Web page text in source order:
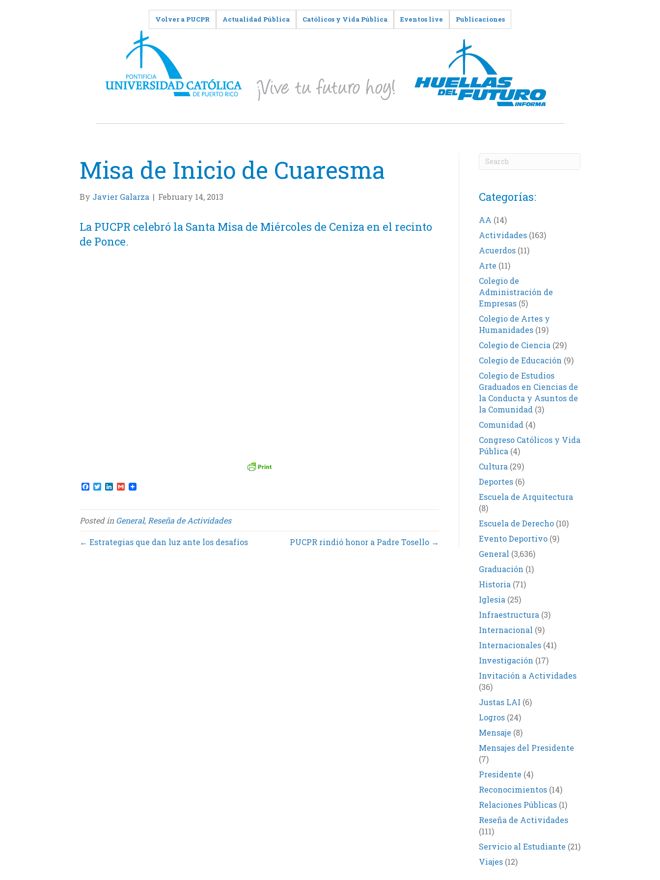
Volver a PUCPR Actualidad Pública Católicos y Vida Pública Eventos live Publicaciones
Misa de Inicio de Cuaresma
By Javier Galarza | February 14, 2013
La PUCPR celebró la Santa Misa de Miércoles de Ceniza en el recinto
de Ponce.
F
e
b
o
o
k
T
t
t
e
r
L
k
e
d
I
n
G
i
l
Posted inGeneral,Reseña de Actividades
← Estrategias que dan luz ante los desafíos PUCPR rindió honor a Padre Tosello →
Categorías:
AA (14)
Actividades(163)
Acuerdos(11)
Arte (11)
Colegio de
Administración de
Empresas(5)
Colegio de Artes y
Humanidades(19)
Colegio de Ciencia (29)
Colegio de Educación (9)
Colegio de Estudios
Graduados en Ciencias de
la Conducta y Asuntos de
la Comunidad (3)
Comunidad (4)
Congreso Católicos y Vida
Pública (4)
Cultura (29)
Deportes(6)
Escuela de Arquitectura
(8)
Escuela de Derecho(10)
Evento Deportivo(9)
General (3,636)
Graduación (1)
Historia (71)
Iglesia (25)
Infraestructura (3)
Internacional (9)
Internacionales(41)
Investigación (17)
Invitación a Actividades
(36)
Justas LAI (6)
Logros(24)
Mensaje (8)
Mensajes del Presidente
(7)
Presidente (4)
Reconocimientos(14)
Relaciones Públicas(1)
Reseña de Actividades
(111)
Servicio al Estudiante (21)
Viajes(12)